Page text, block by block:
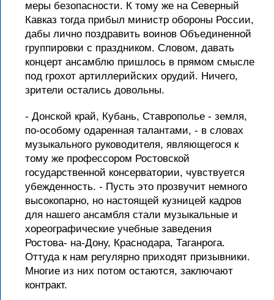
меры безопасности. К тому же на Северный
Кавказ тогда прибыл министр обороны России,
дабы лично поздравить воинов Объединенной
группировки с праздником. Словом, давать
концерт ансамблю пришлось в прямом смысле
под грохот артиллерийских орудий. Ничего,
зрители остались довольны.
- Донской край, Кубань, Ставрополье - земля,
по-особому одаренная талантами, - в словах
музыкального руководителя, являющегося к
тому же профессором Ростовской
государственной консерватории, чувствуется
убежденность. - Пусть это прозвучит немного
высокопарно, но настоящей кузницей кадров
для нашего ансамбля стали музыкальные и
хореографические учебные заведения
Ростова- на-Дону, Краснодара, Таганрога.
Оттуда к нам регулярно приходят призывники.
Многие из них потом остаются, заключают
контракт.